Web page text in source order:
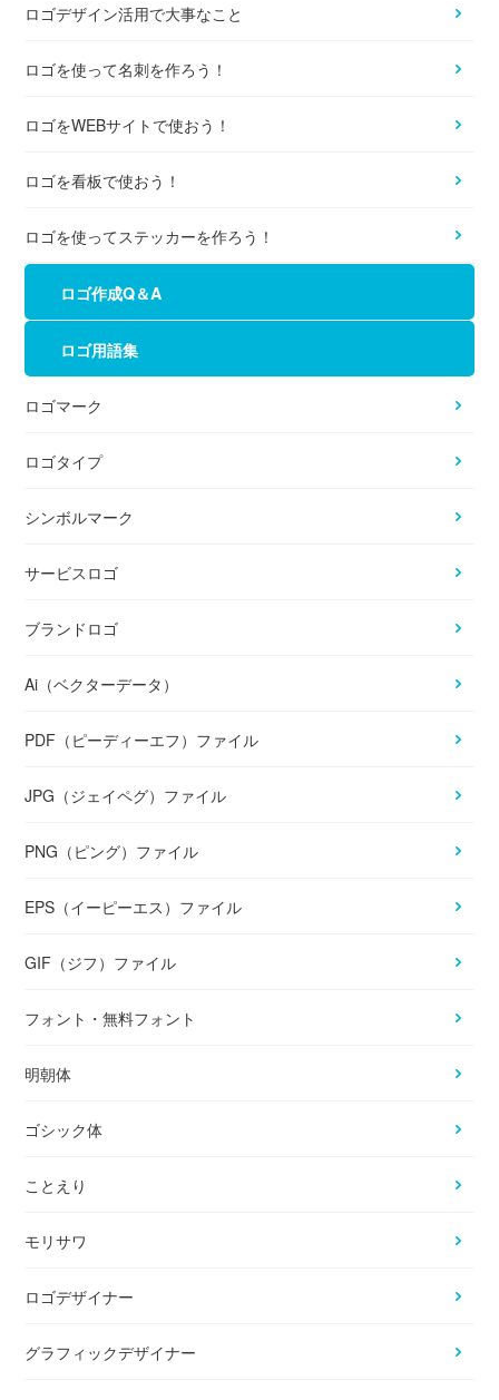
ロゴデザイン活用で大事なこと
ロゴを使って名刺を作ろう！
ロゴをWEBサイトで使おう！
ロゴを看板で使おう！
ロゴを使ってステッカーを作ろう！
ロゴ作成Q＆A
ロゴ用語集
ロゴマーク
ロゴタイプ
シンボルマーク
サービスロゴ
ブランドロゴ
Ai（ベクターデータ）
PDF（ピーディーエフ）ファイル
JPG（ジェイペグ）ファイル
PNG（ピング）ファイル
EPS（イーピーエス）ファイル
GIF（ジフ）ファイル
フォント・無料フォント
明朝体
ゴシック体
ことえり
モリサワ
ロゴデザイナー
グラフィックデザイナー